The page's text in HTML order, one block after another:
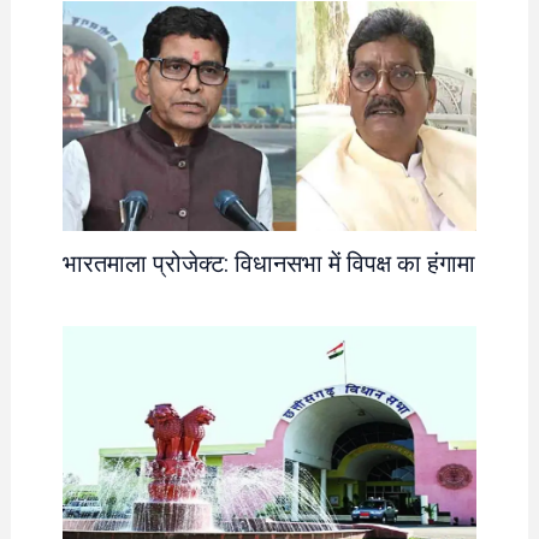
भारतमाला प्रोजेक्ट: विधानसभा में विपक्ष का हंगामा